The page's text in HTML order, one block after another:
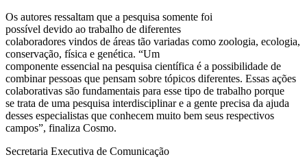
Os autores ressaltam que a pesquisa somente foi
possível devido ao trabalho de diferentes
colaboradores vindos de áreas tão variadas como zoologia, ecologia,
conservação, física e genética. “Um
componente essencial na pesquisa científica é a possibilidade de
combinar pessoas que pensam sobre tópicos diferentes. Essas ações
colaborativas são fundamentais para esse tipo de trabalho porque
se trata de uma pesquisa interdisciplinar e a gente precisa da ajuda
desses especialistas que conhecem muito bem seus respectivos
campos”, finaliza Cosmo.
Secretaria Executiva de Comunicação